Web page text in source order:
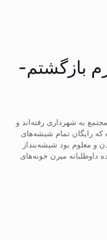
بازگشتم-
به شهرداری رفته‌اند و
که رایگان تمام شیشه‌های
و معلوم بود شیشه‌بنداز
میرن خونه‌های